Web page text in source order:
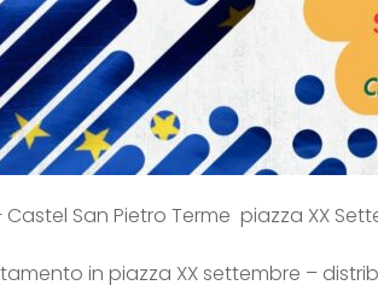
San Pietro Terme piazza XX
in piazza XX settembre –